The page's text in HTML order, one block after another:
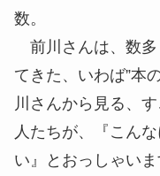
数。
前川さんは、数多
てきた、いわば”本
川さんから見る、
人たちが、『こん
い』とおっしゃい